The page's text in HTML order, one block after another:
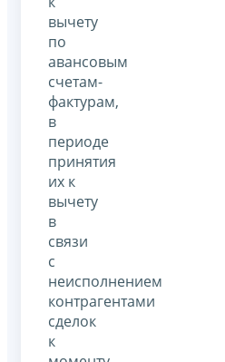
вычету
по
авансовым
счетам-
фактурам,
в
периоде
принятия
их к
вычету
в
связи
с
неисполнением
контрагентами
сделок
к